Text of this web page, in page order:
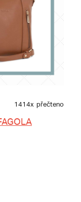
1414x přečteno